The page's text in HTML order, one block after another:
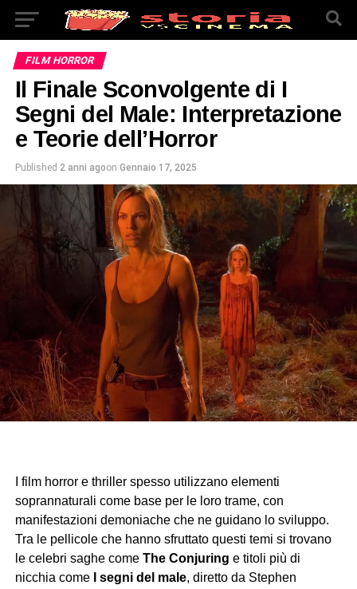
FILM HORROR
Il Finale Sconvolgente di I
Segni del Male: Interpretazione
e Teorie dell’Horror
Published 2 anni agoon Gennaio 17, 2025
I film horror e thriller spesso utilizzano elementi
soprannaturali come base per le loro trame, con
manifestazioni demoniache che ne guidano lo sviluppo.
Tra le pellicole che hanno sfruttato questi temi si trovano
le celebri saghe come The Conjuring e titoli più di
nicchia come
I segni del male, diretto da Stephen